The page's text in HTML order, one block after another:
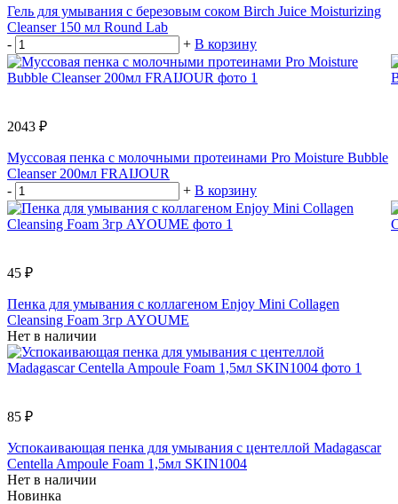
Гель для умывания с березовым соком Birch Juice Moisturizing
Cleanser 150 мл Round Lab
-
+ В корзину
2043 ₽
Муссовая пенка с молочными протеинами Pro Moisture Bubble
Cleanser 200мл FRAIJOUR
-
+ В корзину
45 ₽
Пенка для умывания с коллагеном Enjoy Mini Collagen
Cleansing Foam 3гр AYOUME
Нет в наличии
85 ₽
Успокаивающая пенка для умывания с центеллой Madagascar
Centella Ampoule Foam 1,5мл SKIN1004
Нет в наличии
Новинка